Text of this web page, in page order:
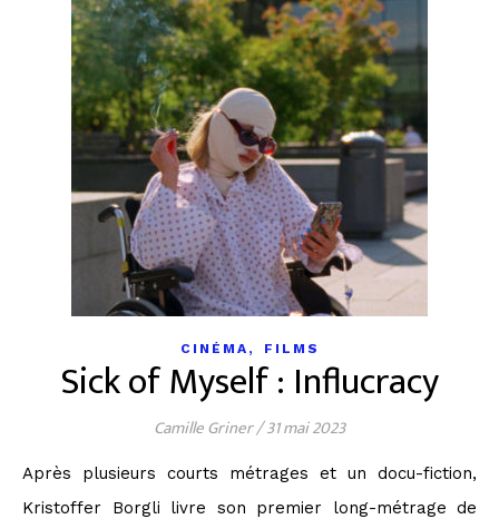
CINÉMA , FILMS
Sick of Myself : Influcracy
Camille Griner/31 mai 2023
Après plusieurs courts métrages et un docu-fiction,
Kristoffer Borgli livre son premier long-métrage de